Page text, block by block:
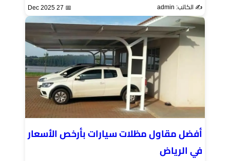
✍️ الكاتب: admin 📅 27 Dec 2025
أفضل مقاول مظلات سيارات بأرخص الأسعار
في الرياض